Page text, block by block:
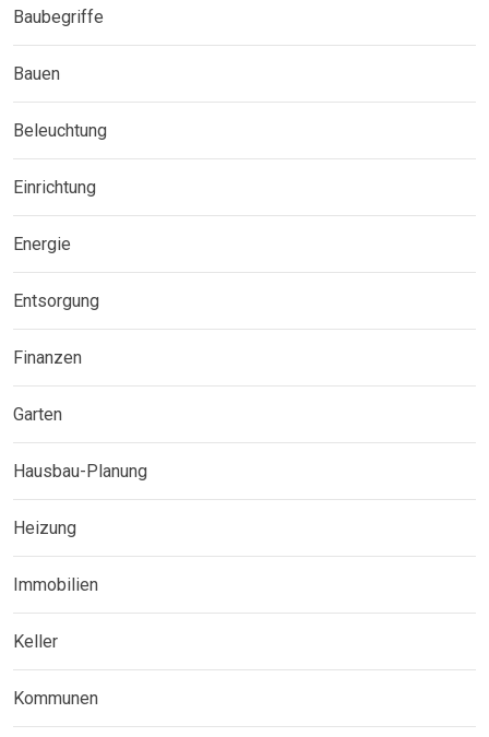
Baubegriffe
Bauen
Beleuchtung
Einrichtung
Energie
Entsorgung
Finanzen
Garten
Hausbau-Planung
Heizung
Immobilien
Keller
Kommunen